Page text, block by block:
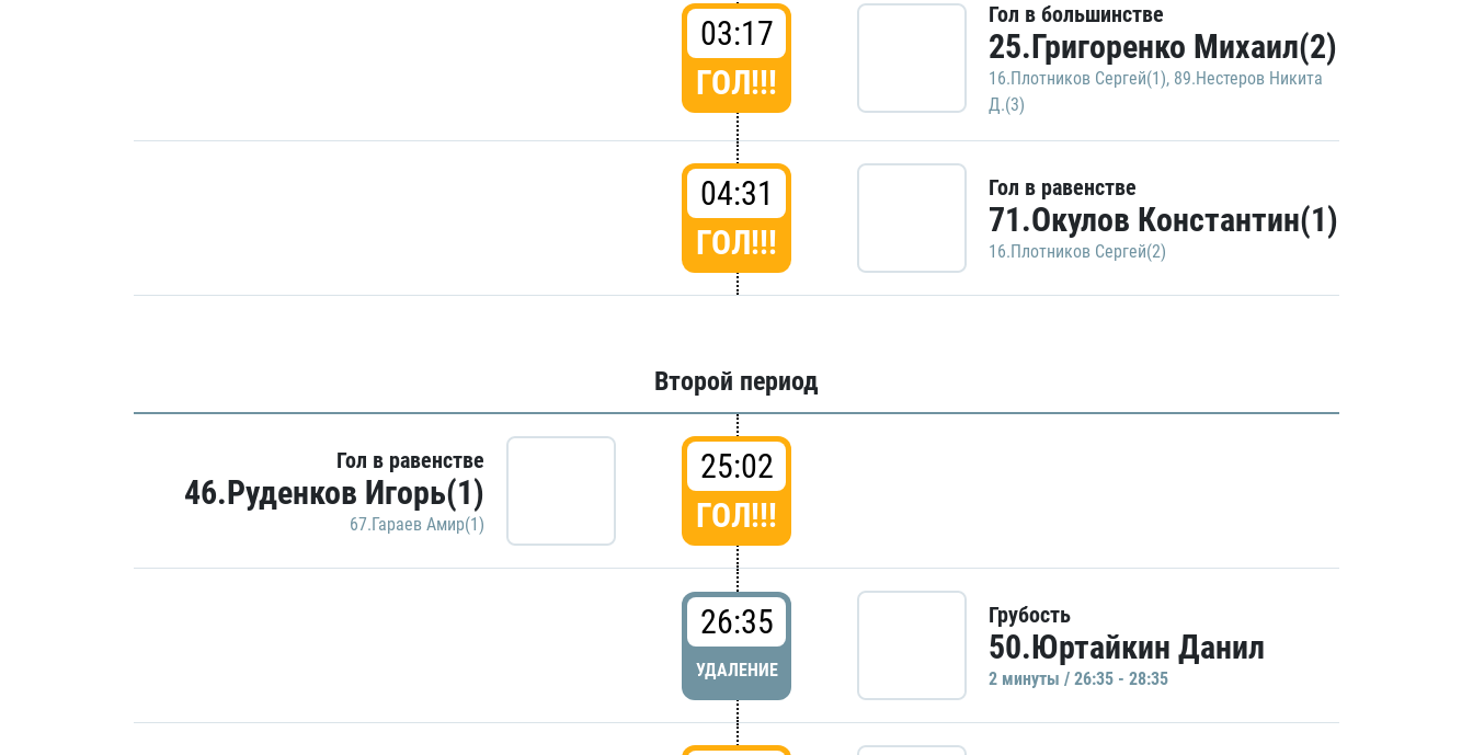
03:17
ГОЛ!!!
Гол в большинстве
25.Григоренко Михаил(2)
16.Плотников Сергей(1), 89.Нестеров Никита
Д.(3)
04:31
ГОЛ!!!
Гол в равенстве
71.Окулов Константин(1)
16.Плотников Сергей(2)
Второй период
Гол в равенстве
46.Руденков Игорь(1)
67.Гараев Амир(1)
25:02
ГОЛ!!!
26:35
УДАЛЕНИЕ
Грубость
50.Юртайкин Данил
2 минуты / 26:35 - 28:35